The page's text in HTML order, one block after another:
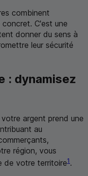
combinent
C'est une
donner du sens à
leur sécurité
: dynamisez
votre argent prend une
au
région, vous
de votre territoire1.